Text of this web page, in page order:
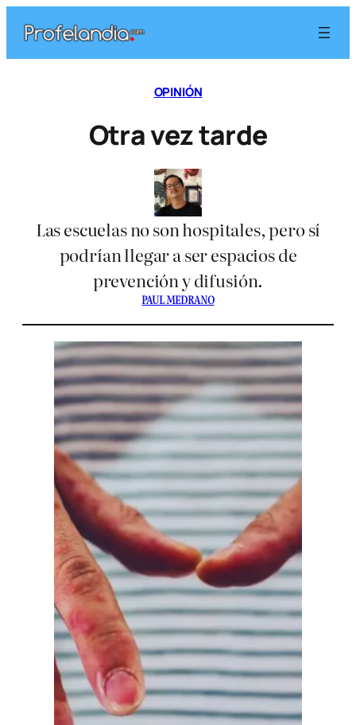
contenido
OPINIÓN
Otra vez tarde
Las escuelas no son hospitales, pero sí
podrían llegar a ser espacios de
prevención y difusión.
PAUL MEDRANO